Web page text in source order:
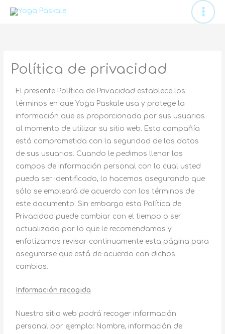
Política de privacidad
El presente Política de Privacidad establece los
términos en que Yoga Paskale usa y protege la
información que es proporcionada por sus usuarios
al momento de utilizar su sitio web. Esta compañía
está comprometida con la seguridad de los datos
de sus usuarios. Cuando le pedimos llenar los
campos de información personal con la cual usted
pueda ser identificado, lo hacemos asegurando que
sólo se empleará de acuerdo con los términos de
este documento. Sin embargo esta Política de
Privacidad puede cambiar con el tiempo o ser
actualizada por lo que le recomendamos y
enfatizamos revisar continuamente esta página para
asegurarse que está de acuerdo con dichos
cambios.
Información recogida
Nuestro sitio web podrá recoger información
personal por ejemplo: Nombre, información de